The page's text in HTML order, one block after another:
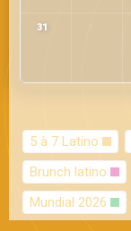
31
5 à 7 Latino
Brunch latino
Mundial 2026